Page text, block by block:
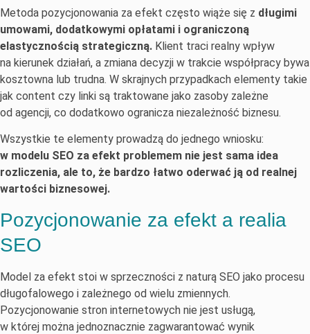
Metoda pozycjonowania za efekt często wiąże się z długimi
umowami, dodatkowymi opłatami i ograniczoną
elastycznością strategiczną. Klient traci realny wpływ
na kierunek działań, a zmiana decyzji w trakcie współpracy bywa
kosztowna lub trudna. W skrajnych przypadkach elementy takie
jak content czy linki są traktowane jako zasoby zależne
od agencji, co dodatkowo ogranicza niezależność biznesu.
Wszystkie te elementy prowadzą do jednego wniosku:
w modelu SEO za efekt problemem nie jest sama idea
rozliczenia, ale to, że bardzo łatwo oderwać ją od realnej
wartości biznesowej.
Pozycjonowanie za efekt a realia
SEO
Model za efekt stoi w sprzeczności z naturą SEO jako procesu
długofalowego i zależnego od wielu zmiennych.
Pozycjonowanie stron internetowych nie jest usługą,
w której można jednoznacznie zagwarantować wynik